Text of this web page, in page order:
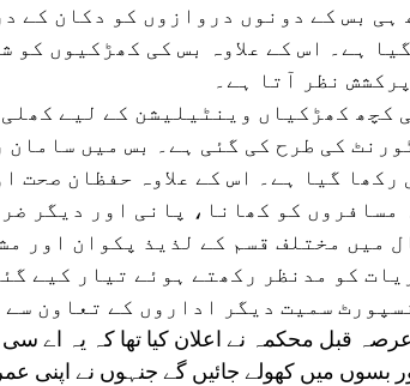
ہی بس کے دونوں دروازوں کو دکان کے
ہے۔ اس کے علاوہ بس کی کھڑکیوں
نظر آتا ہے۔
کچھ کھڑکیاں وینٹیلیشن کے لیے
کی طرح کی گئی ہے۔ بس میں
رکھا گیا ہے۔ اس کے علاوہ حفظان صحت
مسافروں کو کھانا، پانی اور دیگر
میں مختلف قسم کے لذیذ پکوان اور
کو مدنظر رکھتے ہوئے تیار کیے
سمیت دیگر اداروں کے تعاون
قبل محکمہ نے اعلان کیا تھا کہ یہ
بسوں میں کھولے جائیں گے جنہوں نے